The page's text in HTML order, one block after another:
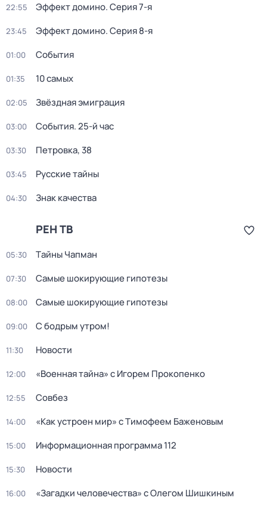
22:55 Эффект домино. Серия 7-я
23:45 Эффект домино. Серия 8-я
01:00 События
01:35 10 самых
02:05 Звёздная эмиграция
03:00 События. 25-й час
03:30 Петровка, 38
03:45 Русские тайны
04:30 Знак качества
РЕН ТВ
05:30 Тaйны Чапман
07:30 Самые шoкиpующие гипотезы
08:00 Самые шoкиpующие гипотезы
09:00 С бодрым утром!
11:30 Новости
12:00 «Военная тайна» с Игорем Прокопенко
12:55 Совбез
14:00 «Как устроен мир» с Тимофеем Баженовым
15:00 Информационная программа 112
15:30 Новости
16:00 «Загадки человечества» с Олегом Шишкиным